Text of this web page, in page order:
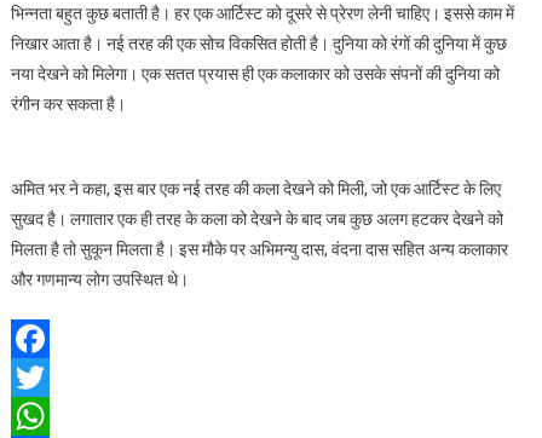
भिन्नता बहुत कुछ बताती है। हर एक आर्टिस्ट को दूसरे से प्रेरण लेनी चाहिए। इससे काम में
निखार आता है। नई तरह की एक सोच विकसित होती है। दुनिया को रंगों की दुनिया में कुछ
नया देखने को मिलेगा। एक सतत प्रयास ही एक कलाकार को उसके संपनों की दुनिया को
रंगीन कर सकता है।
अमित भर ने कहा, इस बार एक नई तरह की कला देखने को मिली, जो एक आर्टिस्ट के लिए
सुखद है। लगातार एक ही तरह के कला को देखने के बाद जब कुछ अलग हटकर देखने को
मिलता है तो सुकून मिलता है। इस मौके पर अभिमन्यु दास, वंदना दास सहित अन्य कलाकार
और गणमान्य लोग उपस्थित थे।
Facebook
Twitter